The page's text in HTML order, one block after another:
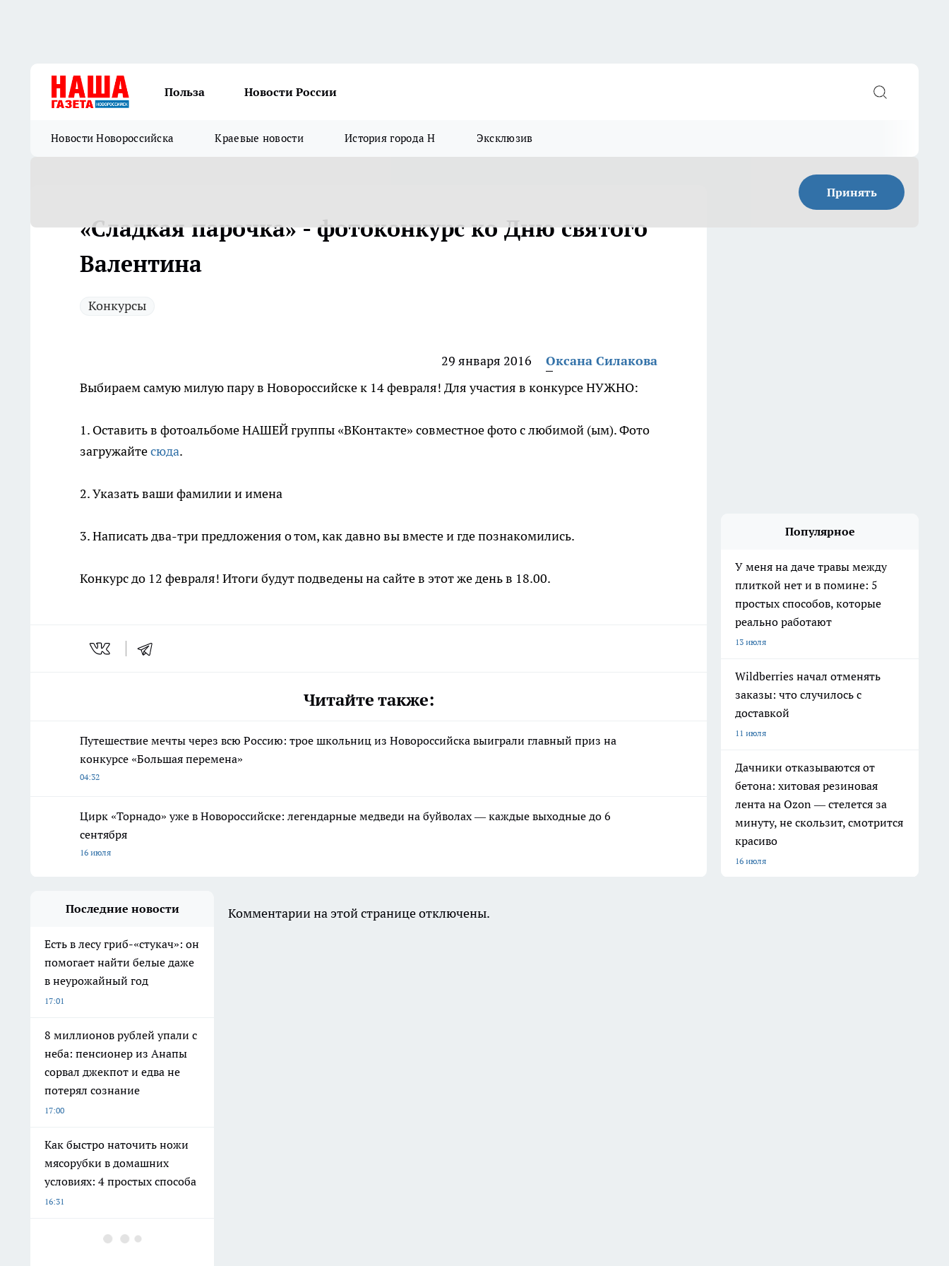
Польза Новости России
Новости Новороссийска Краевые новости История города Н Эксклюзив
Принять
«Сладкая парочка» - фотоконкурс ко Дню святого
Валентина
Конкурсы
29 января 2016
Оксана Силакова
Выбираем самую милую пару в Новороссийске к 14 февраля! Для участия в конкурсе НУЖНО:
1. Оставить в фотоальбоме НАШЕЙ группы «ВКонтакте» совместное фото с любимой (ым). Фото
загружайтесюда.
2. Указать ваши фамилии и имена
3. Написать два-три предложения о том, как давно вы вместе и где познакомились.
Конкурс до 12 февраля! Итоги будут подведены на сайте в этот же день в 18.00.
Читайте также:
Путешествие мечты через всю Россию: трое школьниц из Новороссийска выиграли главный приз на
конкурсе «Большая перемена»
04:32
Цирк «Торнадо» уже в Новороссийске: легендарные медведи на буйволах — каждые выходные до 6
сентября
16 июля
Популярное
У меня на даче травы между
плиткой нет и в помине: 5
простых способов, которые
реально работают
13 июля
Wildberries начал отменять
заказы: что случилось с
доставкой
11 июля
Последние новости
Есть в лесу гриб-«стукач»: он
помогает найти белые даже
в неурожайный год
17:01
8 миллионов рублей упали с
неба: пенсионер из Анапы
сорвал джекпот и едва не
потерял сознание
17:00
Как быстро наточить ножи
мясорубки в домашних
условиях: 4 простых способа
16:31
В Восточном районе
Комментарии на этой странице отключены.